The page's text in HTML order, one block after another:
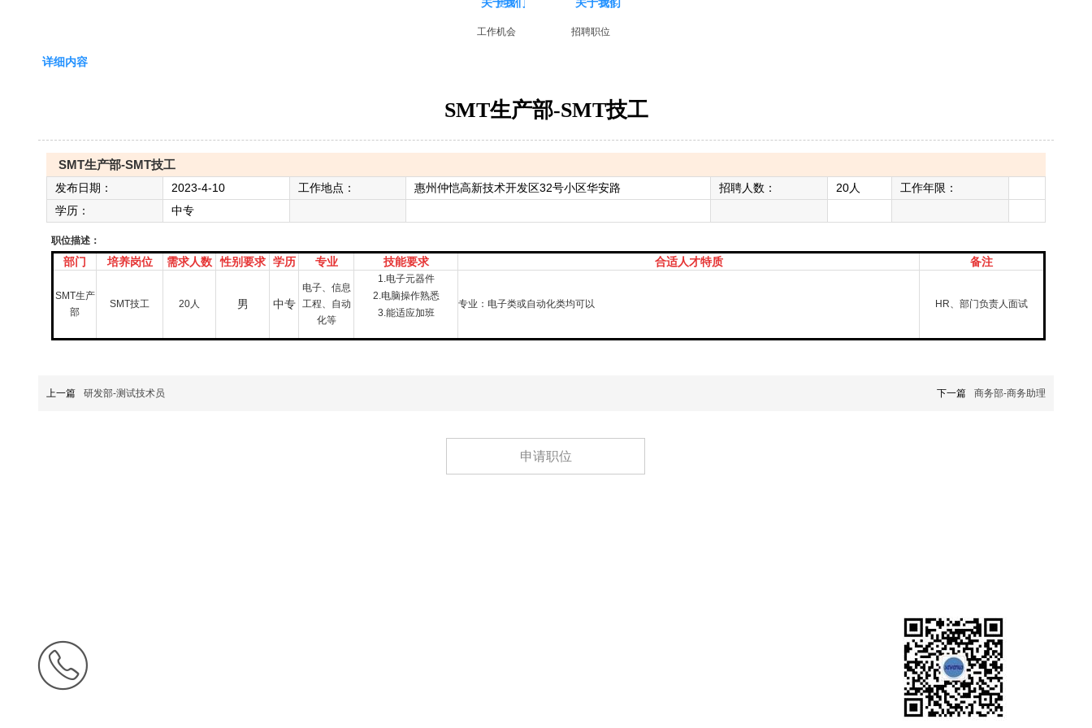
关于我们
更多
工作机会
关于我们
更多
招聘职位
详细内容
SMT生产部-SMT技工
SMT生产部-SMT技工
发布日期： 2023-4-10 工作地点： 惠州仲恺高新技术开发区32号小区华安路 招聘人数： 20人
工作年限：
学历：
中专
职位描述：
部门 培养岗位 需求人数 性别要求 学历 专业 技能要求 合适人才特质 备注
SMT生产
部
SMT技工 20人 男 中专
电子、信息
工程、自动
化等
1.电子元器件
2.电脑操作熟悉
3.能适应加班
专业：电子类或自动化类均可以 HR、部门负责人面试
上一篇 研发部-测试技术员 下一篇 商务部-商务助理
申请职位